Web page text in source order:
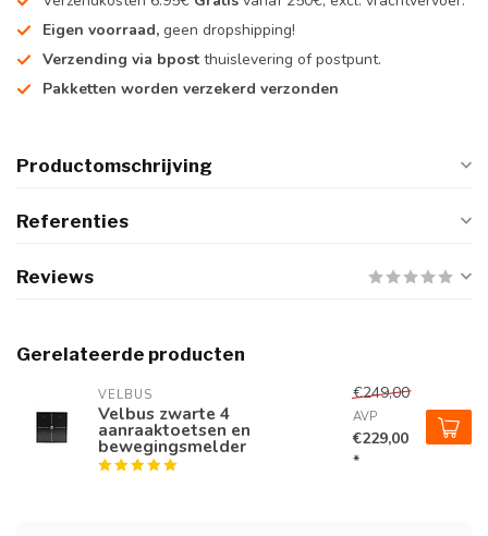
Eigen voorraad, geen dropshipping!
Verzending via bpost thuislevering of postpunt.
Pakketten worden verzekerd verzonden
Productomschrijving
Referenties
Reviews
Gerelateerde producten
VELBUS
Velbus zwarte 4
aanraaktoetsen en
bewegingsmelder
€249,00
AVP
€229,00
*